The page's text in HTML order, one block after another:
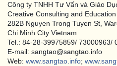
Công ty TNHH Tư Vấn và Giáo
Creative Consulting and
282B Nguyen Trong Tuyen St,
Chi Minh City Vietnam
Tel.: 84-28-39975859/ 73000963/
E-mail: sangtao@sangtao.info
Web: www.sangtao.info;